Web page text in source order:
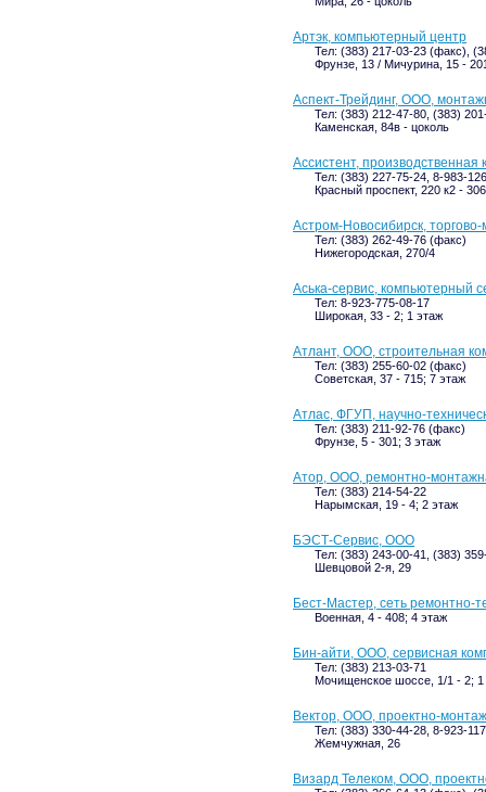
Артэк, компьютерный центр
Тел: (383) 217-03-23 (факс),
Фрунзе, 13 / Мичурина, 15 -
Аспект-Трейдинг, ООО,
Тел: (383) 212-47-80, (383)
Каменская, 84в - цоколь
Ассистент, производственная
Тел: (383) 227-75-24, 8-983-
Красный проспект, 220 к2 -
Астром-Новосибирск,
Тел: (383) 262-49-76 (факс)
Нижегородская, 270/4
Аська-сервис, компьютерный
Тел: 8-923-775-08-17
Широкая, 33 - 2; 1 этаж
Атлант, ООО, строительная
Тел: (383) 255-60-02 (факс)
Советская, 37 - 715; 7 этаж
Атлас, ФГУП, научно-
Тел: (383) 211-92-76 (факс)
Фрунзе, 5 - 301; 3 этаж
Атор, ООО, ремонтно-
Тел: (383) 214-54-22
Нарымская, 19 - 4; 2 этаж
БЭСТ-Сервис, ООО
Тел: (383) 243-00-41, (383)
Шевцовой 2-я, 29
Бест-Мастер, сеть ремонтно-
Военная, 4 - 408; 4 этаж
Бин-айти, ООО, сервисная
Тел: (383) 213-03-71
Мочищенское шоссе, 1/1 - 2; 1
Вектор, ООО, проектно-
Тел: (383) 330-44-28, 8-923-
Жемчужная, 26
Визард Телеком, ООО,